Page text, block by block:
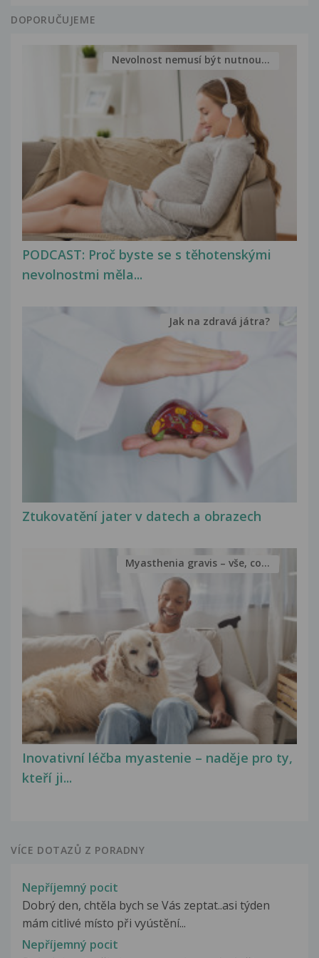
DOPORUČUJEME
PODCAST: Proč byste se s těhotenskými
nevolnostmi měla...
Nevolnost nemusí být nutnou...
Ztukovatění jater v datech a obrazech
Jak na zdravá játra?
Inovativní léčba myastenie – naděje pro ty,
kteří ji...
Myasthenia gravis – vše, co...
VÍCE DOTAZŮ Z PORADNY
Nepříjemný pocit
Dobrý den, chtěla bych se Vás zeptat..asi týden
mám citlivé místo při vyústění...
Nepříjemný pocit